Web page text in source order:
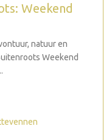
Weekend
natuur en
Weekend